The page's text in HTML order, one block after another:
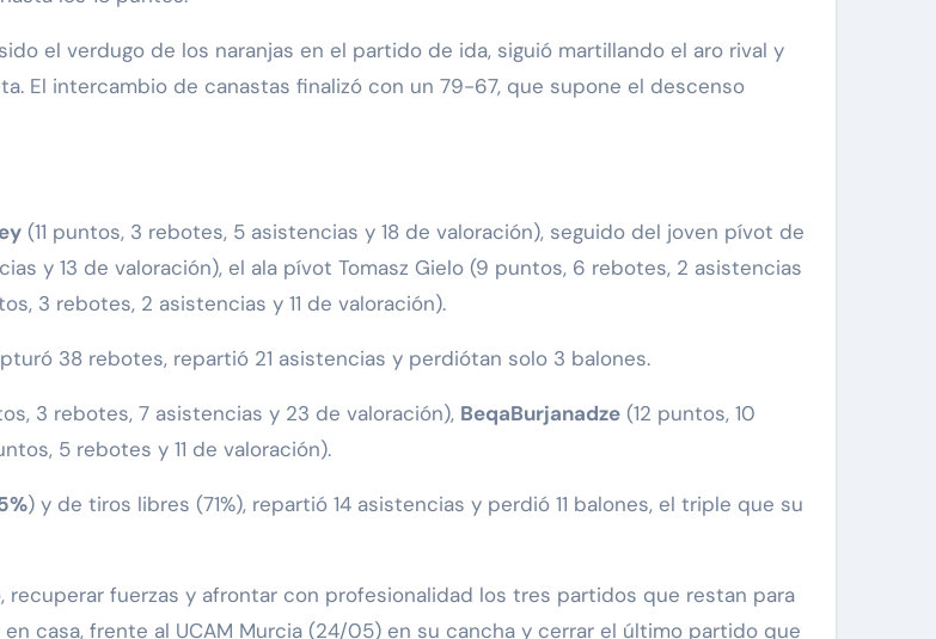
el verdugo de los naranjas en el partido de ida, siguió martillando el aro rival y
El intercambio de canastas finalizó con un 79-67, que supone el descenso
(11 puntos, 3 rebotes, 5 asistencias y 18 de valoración), seguido del joven pívot de
y 13 de valoración), el ala pívot Tomasz Gielo (9 puntos, 6 rebotes, 2 asistencias
3 rebotes, 2 asistencias y 11 de valoración).
38 rebotes, repartió 21 asistencias y perdiótan solo 3 balones.
3 rebotes, 7 asistencias y 23 de valoración), BeqaBurjanadze (12 puntos, 10
5 rebotes y 11 de valoración).
) y de tiros libres (71%), repartió 14 asistencias y perdió 11 balones, el triple que su
recuperar fuerzas y afrontar con profesionalidad los tres partidos que restan para
casa, frente al UCAM Murcia (24/05) en su cancha y cerrar el último partido que